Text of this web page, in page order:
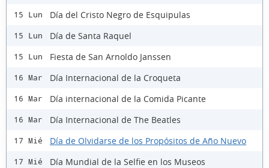
15 Lun Día del Cristo Negro de Esquipulas
15 Lun Día de Santa Raquel
15 Lun Fiesta de San Arnoldo Janssen
16 Mar Día Internacional de la Croqueta
16 Mar Día internacional de la Comida Picante
16 Mar Día Internacional de The Beatles
17 Mié Día de Olvidarse de los Propósitos de Año Nuevo
17 Mié Día Mundial de la Selfie en los Museos